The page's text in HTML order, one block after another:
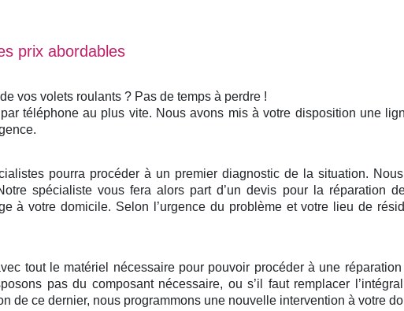
prix abordables
vos volets roulants ? Pas de temps à perdre !
téléphone au plus vite. Nous avons mis à votre disposition une
pourra procéder à un premier diagnostic de la situation.
spécialiste vous fera alors part d’un devis pour la réparation
à votre domicile. Selon l’urgence du problème et votre lieu de
tout le matériel nécessaire pour pouvoir procéder à une
pas du composant nécessaire, ou s’il faut remplacer
de ce dernier, nous programmons une nouvelle intervention à votre